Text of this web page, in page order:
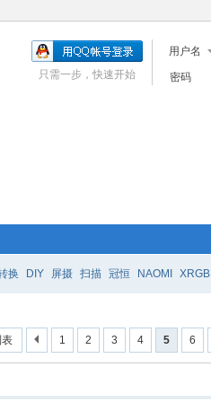
用户名
密码
只需一步，快速开始
换 DIY 屏摄 扫描 冠恒 NAOMI XRGB
1 2 3 4 5 6